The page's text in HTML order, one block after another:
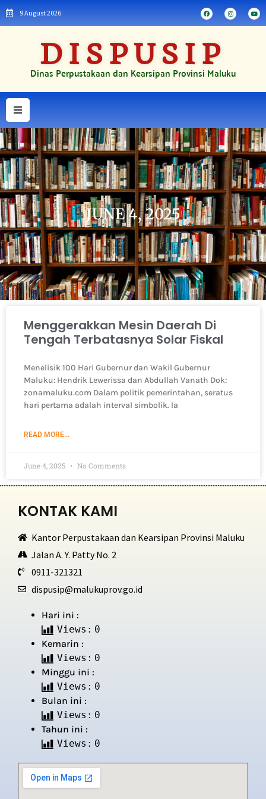
9 August 2026
DISPUSIP
Dinas Perpustakaan dan Kearsipan Provinsi Maluku
JUNE 4, 2025
Menggerakkan Mesin Daerah Di
Tengah Terbatasnya Solar Fiskal
Menelisik 100 Hari Gubernur dan Wakil Gubernur
Maluku: Hendrik Lewerissa dan Abdullah Vanath Dok:
zonamaluku.com Dalam politik pemerintahan, seratus
hari pertama adalah interval simbolik. Ia
READ MORE...
June 4, 2025 No Comments
KONTAK KAMI
Kantor Perpustakaan dan Kearsipan Provinsi Maluku
Jalan A. Y. Patty No. 2
0911-321321
dispusip@malukuprov.go.id
Hari ini :
Views: 0
Kemarin :
Views: 0
Minggu ini :
Views: 0
Bulan ini :
Views: 0
Tahun ini :
Views: 0